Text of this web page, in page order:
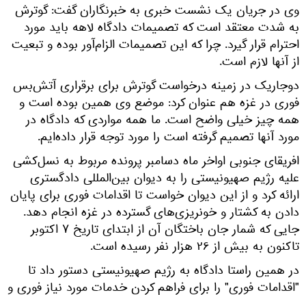
وی در جریان یک نشست خبری به خبرنگاران گفت: گوترش
به شدت معتقد است که تصمیمات دادگاه لاهه باید مورد
احترام قرار گیرد. چرا که این تصمیمات الزام‌آور بوده و تبعیت
از آنها لازم است.
دوجاریک در زمینه درخواست گوترش برای برقراری آتش‌بس
فوری در غزه هم عنوان کرد: موضع وی همین بوده است و
همه چیز خیلی واضح است. ما همه مواردی که دادگاه در
مورد آنها تصمیم گرفته است را مورد توجه قرار داده‌ایم.
افریقای جنوبی اواخر ماه دسامبر پرونده مربوط به نسل‌کشی
علیه رژیم صهیونیستی را به دیوان بین‌المللی دادگستری
ارائه کرد و از این دیوان خواست تا اقدامات فوری برای پایان
دادن به کشتار و خونریزی‌های گسترده در غزه انجام دهد.
جایی که شمار جان باختگان آن از ابتدای تاریخ ۷ اکتوبر
تاکنون به بیش از ۲۶ هزار نفر رسیده است.
در همین راستا دادگاه به رژیم صهیونیستی دستور داد تا
"اقدامات فوری" را برای فراهم کردن خدمات مورد نیاز فوری و